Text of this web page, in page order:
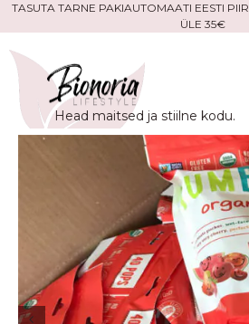
Skip
to
content
TASUTA TARNE PAKIAUTOMAATI EESTI
ÜLE 35€
Head maitsed ja stiilne kodu.